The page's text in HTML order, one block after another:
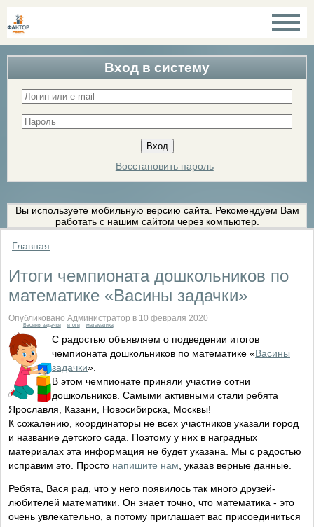
Вход в систему
Восстановить пароль
Вы используете мобильную версию сайта. Рекомендуем Вам
работать с нашим сайтом через компьютер.
Главная
Итоги чемпионата дошкольников по
математике «Васины задачки»
Опубликовано Администратор в 10 февраля 2020
Васины задачки итоги математика
С радостью объявляем о подведении итогов
чемпионата дошкольников по математике «Васины
задачки».
В этом чемпионате приняли участие сотни
дошкольников. Самыми активными стали ребята
Ярославля, Казани, Новосибирска, Москвы!
К сожалению, координаторы не всех участников указали город
и название детского сада. Поэтому у них в наградных
материалах эта информация не будет указана. Мы с радостью
исправим это. Просто напишите нам , указав верные данные.
Ребята, Вася рад, что у него появилось так много друзей-
любителей математики. Он знает точно, что математика - это
очень увлекательно, а потому приглашает вас присоединиться